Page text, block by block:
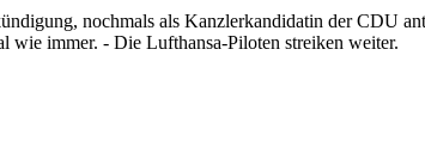
nochmals als Kanzlerkandidatin der CDU
wie immer. - Die Lufthansa-Piloten streiken weiter.